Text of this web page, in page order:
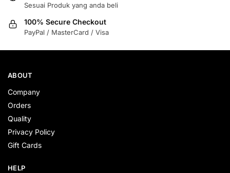
Sesuai Produk yang anda beli
100% Secure Checkout
PayPal / MasterCard / Visa
ABOUT
Company
Orders
Quality
Privacy Policy
Gift Cards
HELP